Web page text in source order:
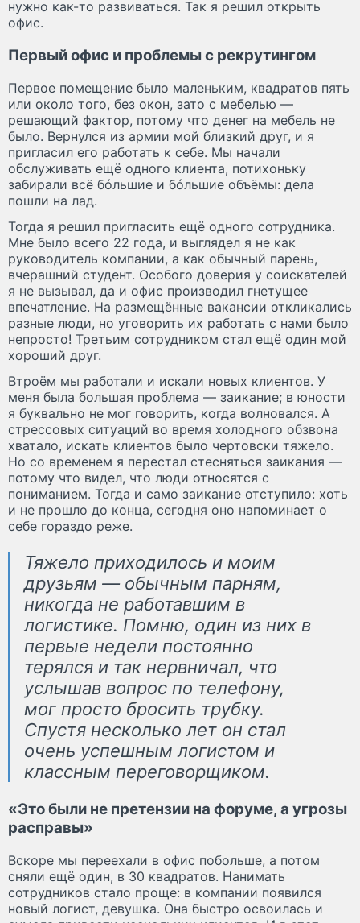
нужно как-то развиваться. Так я решил открыть
офис.
Первый офис и проблемы с рекрутингом
Первое помещение было маленьким, квадратов пять
или около того, без окон, зато с мебелью —
решающий фактор, потому что денег на мебель не
было. Вернулся из армии мой близкий друг, и я
пригласил его работать к себе. Мы начали
обслуживать ещё одного клиента, потихоньку
забирали всё бóльшие и бóльшие объёмы: дела
пошли на лад.
Тогда я решил пригласить ещё одного сотрудника.
Мне было всего 22 года, и выглядел я не как
руководитель компании, а как обычный парень,
вчерашний студент. Особого доверия у соискателей
я не вызывал, да и офис производил гнетущее
впечатление. На размещённые вакансии откликались
разные люди, но уговорить их работать с нами было
непросто! Третьим сотрудником стал ещё один мой
хороший друг.
Втроём мы работали и искали новых клиентов. У
меня была большая проблема — заикание; в юности
я буквально не мог говорить, когда волновался. А
стрессовых ситуаций во время холодного обзвона
хватало, искать клиентов было чертовски тяжело.
Но со временем я перестал стесняться заикания —
потому что видел, что люди относятся с
пониманием. Тогда и само заикание отступило: хоть
и не прошло до конца, сегодня оно напоминает о
себе гораздо реже.
Тяжело приходилось и моим
друзьям — обычным парням,
никогда не работавшим в
логистике. Помню, один из них в
первые недели постоянно
терялся и так нервничал, что
услышав вопрос по телефону,
мог просто бросить трубку.
Спустя несколько лет он стал
очень успешным логистом и
классным переговорщиком.
«Это были не претензии на форуме, а угрозы
расправы»
Вскоре мы переехали в офис побольше, а потом
сняли ещё один, в 30 квадратов. Нанимать
сотрудников стало проще: в компании появился
новый логист, девушка. Она быстро освоилась и